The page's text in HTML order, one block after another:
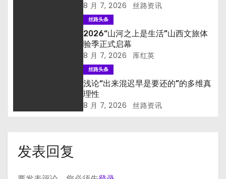
8 月 7, 2026 丝路资讯
丝路头条
2026“山河之上是生活”山西文旅体
验季正式启幕
8 月 7, 2026 厍红英
丝路头条
浅论“出来混迟早是要还的”的多维真
理性
8 月 7, 2026 丝路资讯
发表回复